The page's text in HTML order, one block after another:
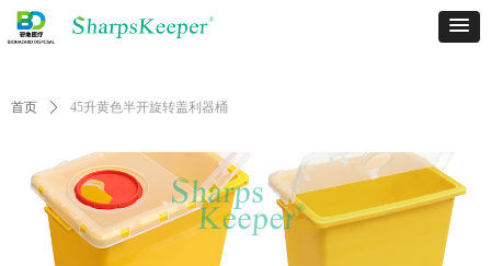
首页 ꄲ 45升黄色半开旋转盖利器桶